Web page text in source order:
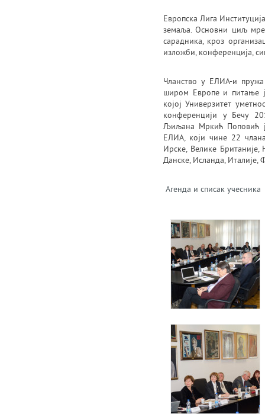
Европска Лига
земаља. Основни циљ
сарадника, кроз
изложби, конференција,
Чланство у ЕЛИА-и
широм Европе и питање
којој Универзитет
конференцији у Бечу
Љиљана Мркић Поповић
ЕЛИА, који чине 22
Ирске, Велике
Данске, Исланда, Италије,
Агенда и списак учесника